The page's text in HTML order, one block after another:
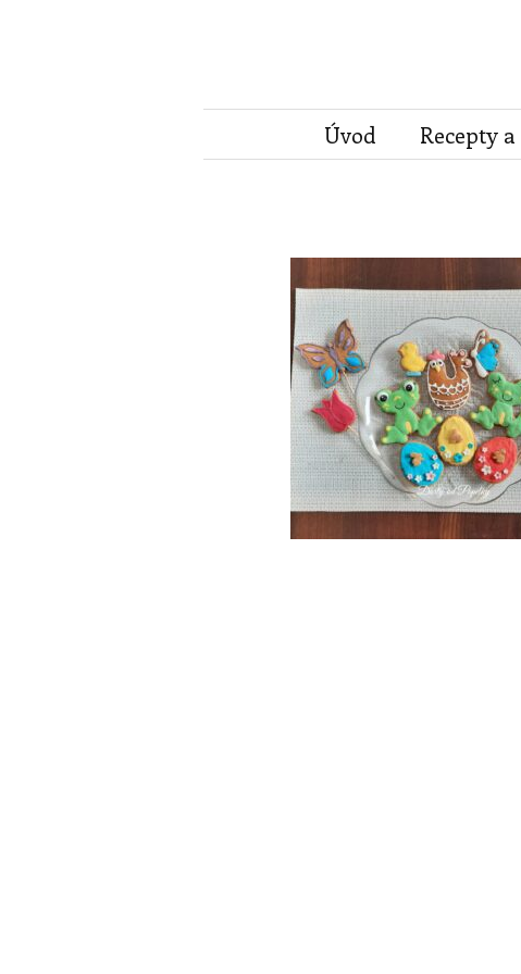
Úvod Recepty